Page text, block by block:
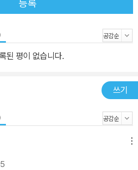
등록
된 평이 없습니다.
쓰기